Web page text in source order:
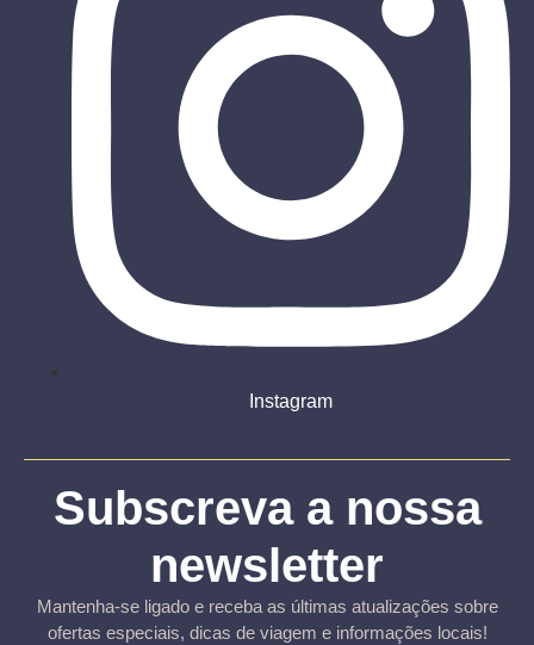
Instagram
Subscreva a nossa
newsletter
Mantenha-se ligado e receba as últimas atualizações sobre
ofertas especiais, dicas de viagem e informações locais!